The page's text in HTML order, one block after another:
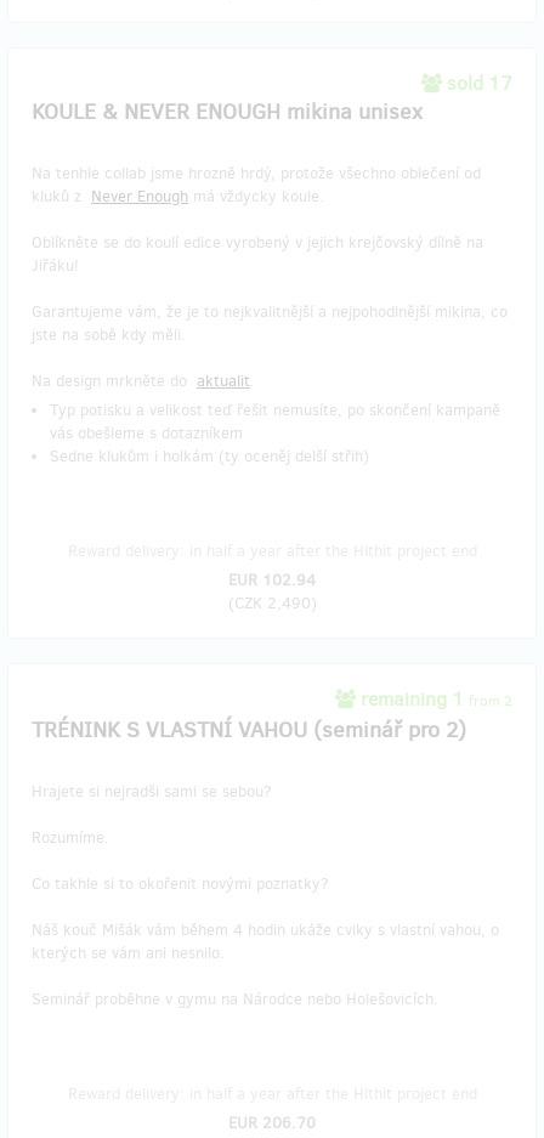
sold 17
KOULE & NEVER ENOUGH mikina unisex
Na tenhle collab jsme hrozně hrdý, protože všechno oblečení od
kluků z Never Enough má vždycky koule.
Oblíkněte se do koulí edice vyrobený v jejich krejčovský dílně na
Jiřáku!
Garantujeme vám, že je to nejkvalitnější a nejpohodlnější mikina, co
jste na sobě kdy měli.
Na design mrkněte do aktualit.
Typ potisku a velikost teď řešit nemusíte, po skončení kampaně
vás obešleme s dotazníkem
Sedne klukům i holkám (ty oceněj delší střih)
EUR 102.94
(CZK 2,490)
remaining 1 from 2
TRÉNINK S VLASTNÍ VAHOU (seminář pro 2)
Hrajete si nejradši sami se sebou?
Rozumíme.
Co takhle si to okořenit novými poznatky?
Náš kouč Mišák vám během 4 hodin ukáže cviky s vlastní vahou, o
kterých se vám ani nesnilo.
Seminář proběhne v gymu na Národce nebo Holešovicích.
EUR 206.70